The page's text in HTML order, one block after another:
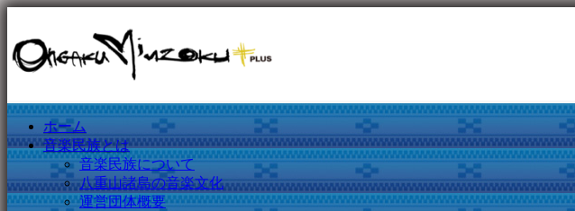
ホーム
音楽民族とは
音楽民族について
八重山諸島の音楽文化
運営団体概要